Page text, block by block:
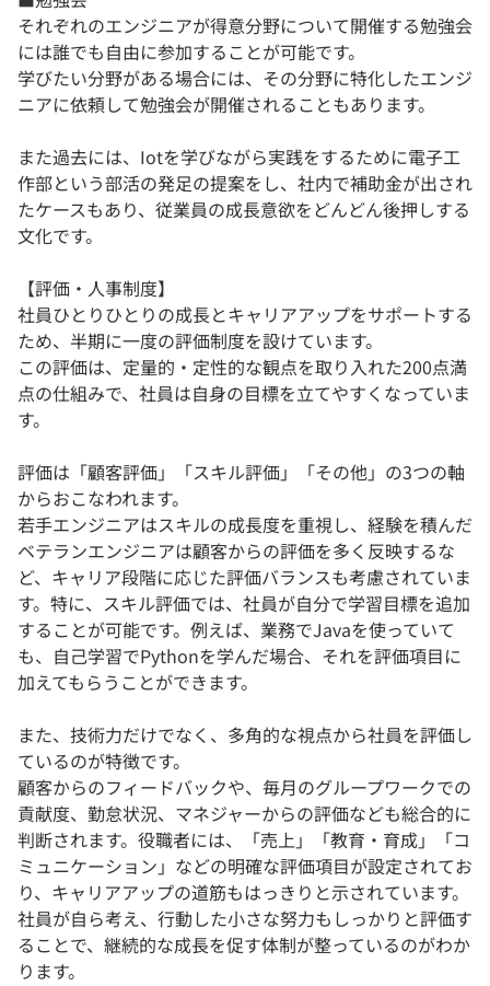
それぞれのエンジニアが得意分野について開催する勉強会
には誰でも自由に参加することが可能です。
学びたい分野がある場合には、その分野に特化したエンジ
ニアに依頼して勉強会が開催されることもあります。
また過去には、Iotを学びながら実践をするために電子工
作部という部活の発足の提案をし、社内で補助金が出され
たケースもあり、従業員の成長意欲をどんどん後押しする
文化です。
【評価・人事制度】
社員ひとりひとりの成長とキャリアアップをサポートする
ため、半期に一度の評価制度を設けています。
この評価は、定量的・定性的な観点を取り入れた200点満
点の仕組みで、社員は自身の目標を立てやすくなっていま
す。
評価は「顧客評価」「スキル評価」「その他」の3つの軸
からおこなわれます。
若手エンジニアはスキルの成長度を重視し、経験を積んだ
ベテランエンジニアは顧客からの評価を多く反映するな
ど、キャリア段階に応じた評価バランスも考慮されていま
す。特に、スキル評価では、社員が自分で学習目標を追加
することが可能です。例えば、業務でJavaを使っていて
も、自己学習でPythonを学んだ場合、それを評価項目に
加えてもらうことができます。
また、技術力だけでなく、多角的な視点から社員を評価し
ているのが特徴です。
顧客からのフィードバックや、毎月のグループワークでの
貢献度、勤怠状況、マネジャーからの評価なども総合的に
判断されます。役職者には、「売上」「教育・育成」「コ
ミュニケーション」などの明確な評価項目が設定されてお
り、キャリアアップの道筋もはっきりと示されています。
社員が自ら考え、行動した小さな努力もしっかりと評価す
ることで、継続的な成長を促す体制が整っているのがわか
ります。